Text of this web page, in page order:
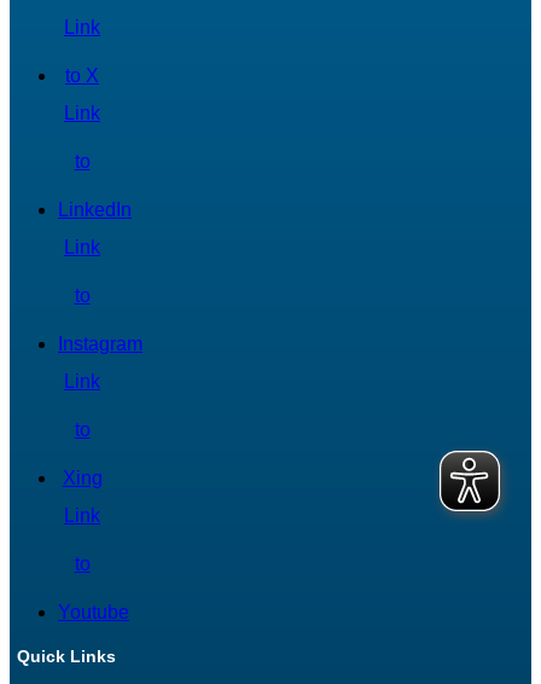
Link
to X
Link
to
LinkedIn
Link
to
Instagram
Link
to
Xing
Link
to
Youtube
Quick Links